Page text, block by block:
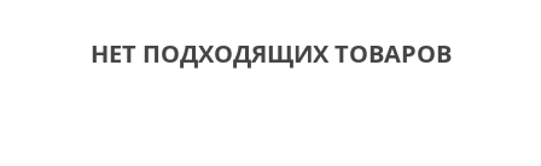
НЕТ ПОДХОДЯЩИХ ТОВАРОВ